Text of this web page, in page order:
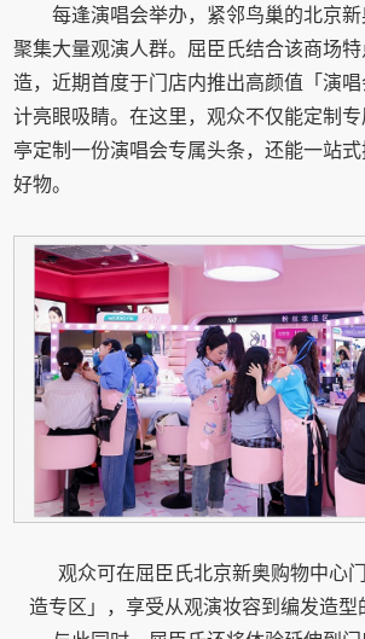
每逢演唱会举办，紧邻鸟巢的北京
聚集大量观演人群。屈臣氏结合该商场
造，近期首度于门店内推出高颜值「演
计亮眼吸睛。在这里，观众不仅能定制专
亭定制一份演唱会专属头条，还能一站
好物。
观众可在屈臣氏北京新奥购物中心
造专区」，享受从观演妆容到编发造型